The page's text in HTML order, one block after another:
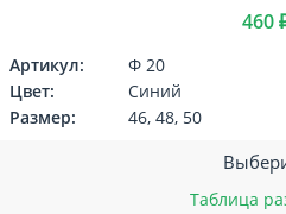
460
Артикул:
Ф 20
Цвет:
Синий
Размер:
46, 48, 50
Таблица